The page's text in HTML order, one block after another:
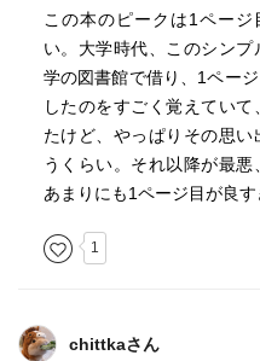
この本のピークは1ペー
い。大学時代、このシン
学の図書館で借り、1ペー
したのをすごく覚えてい
たけど、やっぱりその思
うくらい。それ以降が最
あまりにも1ページ目が良す
1
chittkaさん